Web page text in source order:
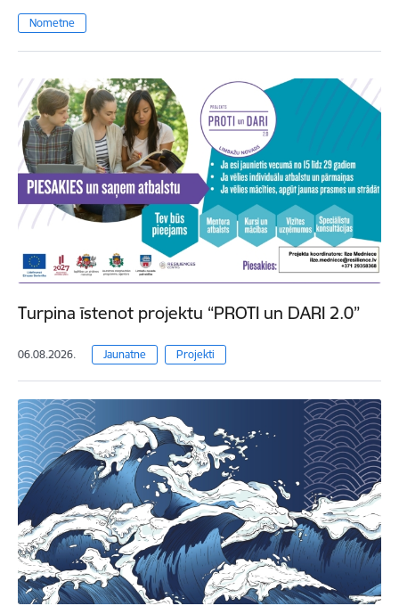
Nometne
Turpina īstenot projektu “PROTI un DARI 2.0”
06.08.2026. Jaunatne Projekti